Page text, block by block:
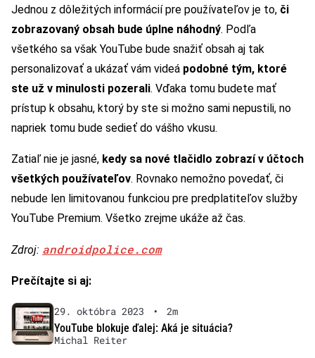
Jednou z dôležitých informácií pre používateľov je to, či
zobrazovaný obsah bude úplne náhodný. Podľa
všetkého sa však YouTube bude snažiť obsah aj tak
personalizovať a ukázať vám videá podobné tým, ktoré
ste už v minulosti pozerali. Vďaka tomu budete mať
prístup k obsahu, ktorý by ste si možno sami nepustili, no
napriek tomu bude sedieť do vášho vkusu.
Zatiaľ nie je jasné, kedy sa nové tlačidlo zobrazí v účtoch
všetkých používateľov. Rovnako nemožno povedať, či
nebude len limitovanou funkciou pre predplatiteľov služby
YouTube Premium. Všetko zrejme ukáže až čas.
Zdroj: androidpolice.com
Prečítajte si aj:
29. októbra 2023 •
2m
YouTube blokuje ďalej: Aká je situácia?
Michal Reiter